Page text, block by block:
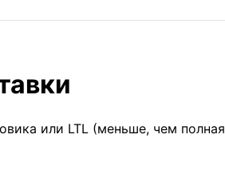
или LTL (меньше, чем полная